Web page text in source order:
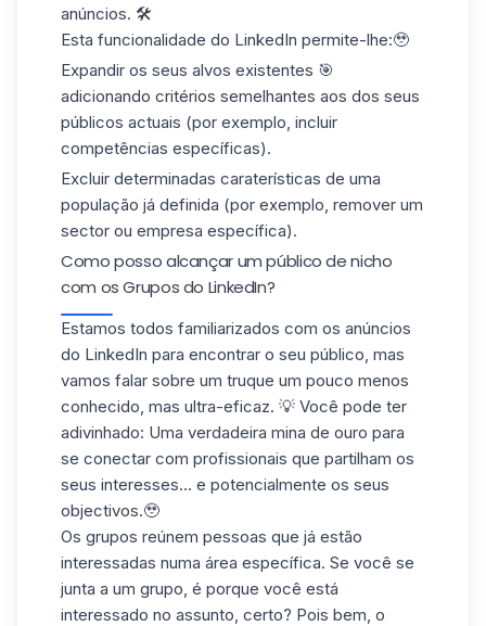
anúncios. 🛠️
Esta funcionalidade do LinkedIn permite-lhe:🥹
Expandir os seus alvos existentes 🎯
adicionando critérios semelhantes aos dos seus
públicos actuais (por exemplo, incluir
competências específicas).
Excluir determinadas caraterísticas de uma
população já definida (por exemplo, remover um
sector ou empresa específica).
Como posso alcançar um público de nicho
com os Grupos do LinkedIn?
Estamos todos familiarizados com os anúncios
do LinkedIn para encontrar o seu público, mas
vamos falar sobre um truque um pouco menos
conhecido, mas ultra-eficaz. 💡 Você pode ter
adivinhado: Uma verdadeira mina de ouro para
se conectar com profissionais que partilham os
seus interesses... e potencialmente os seus
objectivos.🥹
Os grupos reúnem pessoas que já estão
interessadas numa área específica. Se você se
junta a um grupo, é porque você está
interessado no assunto, certo? Pois bem, o